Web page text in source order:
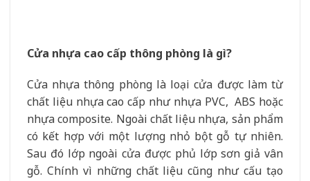
Cửa nhựa cao cấp thông phòng là gì?
Cửa nhựa thông phòng là loại cửa được làm từ
chất liệu nhựa cao cấp như nhựa PVC, ABS hoặc
nhựa composite. Ngoài chất liệu nhựa, sản phẩm
có kết hợp với một lượng nhỏ bột gỗ tự nhiên.
Sau đó lớp ngoài cửa được phủ lớp sơn giả vân
gỗ. Chính vì những chất liệu cũng như cấu tạo